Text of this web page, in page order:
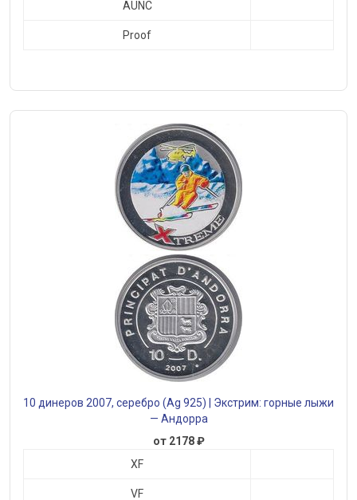
AUNC
Proof
10 динеров 2007, серебро (Ag 925) | Экстрим: горные лыжи
— Андорра
от 2178 ₽
XF
VF